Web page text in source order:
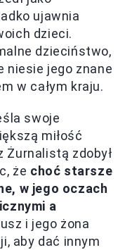
ujawnia
dzieci.
dzieciństwo,
niesie jego znane
w całym kraju.
swoje
miłość
Żurnalistą zdobył
że choć starsze
w jego oczach
a
i jego żona
aby dać innym